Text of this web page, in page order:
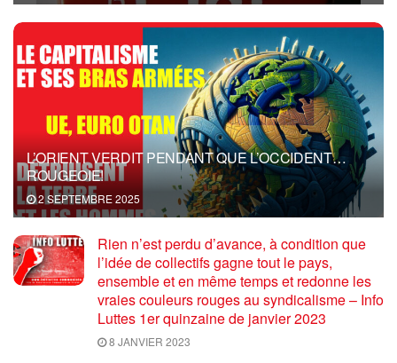
L’ORIENT VERDIT PENDANT QUE L’OCCIDENT…
ROUGEOIE!
2 SEPTEMBRE 2025
Rien n’est perdu d’avance, à condition que
l’idée de collectifs gagne tout le pays,
ensemble et en même temps et redonne les
vraies couleurs rouges au syndicalisme – Info
Luttes 1er quinzaine de janvier 2023
8 JANVIER 2023